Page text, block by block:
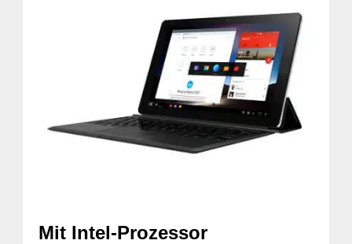
Mit Intel-Prozessor